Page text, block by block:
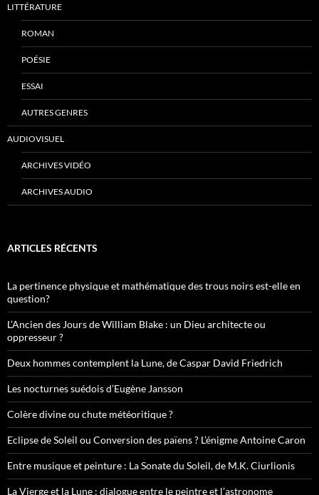
LITTÉRATURE
ROMAN
POÉSIE
ESSAI
AUTRES GENRES
AUDIOVISUEL
ARCHIVES VIDÉO
ARCHIVES AUDIO
ARTICLES RÉCENTS
La pertinence physique et mathématique des trous noirs est-elle en
question?
L’Ancien des Jours de William Blake : un Dieu architecte ou
oppresseur ?
Deux hommes contemplent la Lune, de Caspar David Friedrich
Les nocturnes suédois d’Eugène Jansson
Colère divine ou chute météoritique ?
Eclipse de Soleil ou Conversion des païens ? L’énigme Antoine Caron
Entre musique et peinture : La Sonate du Soleil, de M.K. Ciurlionis
La Vierge et la Lune : dialogue entre le peintre et l’astronome